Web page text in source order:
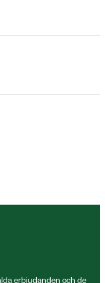
erbjudanden och de